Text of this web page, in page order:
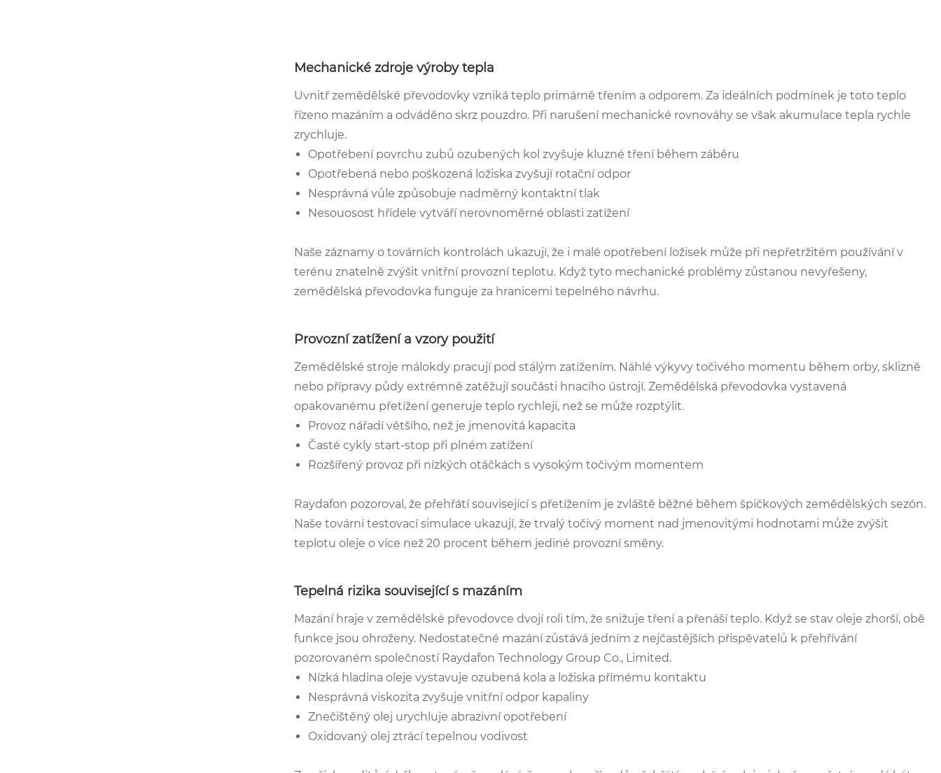
Mechanické zdroje výroby tepla
Uvnitř zemědělské převodovky vzniká teplo primárně třením a odporem. Za ideálních podmínek je toto teplo
řízeno mazáním a odváděno skrz pouzdro. Při narušení mechanické rovnováhy se však akumulace tepla rychle
zrychluje.
Opotřebení povrchu zubů ozubených kol zvyšuje kluzné tření během záběru
Opotřebená nebo poškozená ložiska zvyšují rotační odpor
Nesprávná vůle způsobuje nadměrný kontaktní tlak
Nesouosost hřídele vytváří nerovnoměrné oblasti zatížení
Naše záznamy o továrních kontrolách ukazují, že i malé opotřebení ložisek může při nepřetržitém používání v
terénu znatelně zvýšit vnitřní provozní teplotu. Když tyto mechanické problémy zůstanou nevyřešeny,
zemědělská převodovka funguje za hranicemi tepelného návrhu.
Provozní zatížení a vzory použití
Zemědělské stroje málokdy pracují pod stálým zatížením. Náhlé výkyvy točivého momentu během orby, sklizně
nebo přípravy půdy extrémně zatěžují součásti hnacího ústrojí. Zemědělská převodovka vystavená
opakovanému přetížení generuje teplo rychleji, než se může rozptýlit.
Provoz nářadí většího, než je jmenovitá kapacita
Časté cykly start-stop při plném zatížení
Rozšířený provoz při nízkých otáčkách s vysokým točivým momentem
Raydafon pozoroval, že přehřátí související s přetížením je zvláště běžné během špičkových zemědělských sezón.
Naše tovární testovací simulace ukazují, že trvalý točivý moment nad jmenovitými hodnotami může zvýšit
teplotu oleje o více než 20 procent během jediné provozní směny.
Tepelná rizika související s mazáním
Mazání hraje v zemědělské převodovce dvojí roli tím, že snižuje tření a přenáší teplo. Když se stav oleje zhorší, obě
funkce jsou ohroženy. Nedostatečné mazání zůstává jedním z nejčastějších přispěvatelů k přehřívání
pozorovaném společností Raydafon Technology Group Co., Limited.
Nízká hladina oleje vystavuje ozubená kola a ložiska přímému kontaktu
Nesprávná viskozita zvyšuje vnitřní odpor kapaliny
Znečištěný olej urychluje abrazivní opotřebení
Oxidovaný olej ztrácí tepelnou vodivost